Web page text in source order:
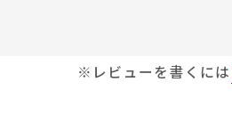
※レビューを書くには